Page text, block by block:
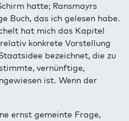
hatte; Ransmayrs
Buch, das ich gelesen habe.
hat mich das Kapitel
konkrete Vorstellung
bezeichnet, die zu
vernünftige,
ist. Wenn der
ernst gemeinte Frage,